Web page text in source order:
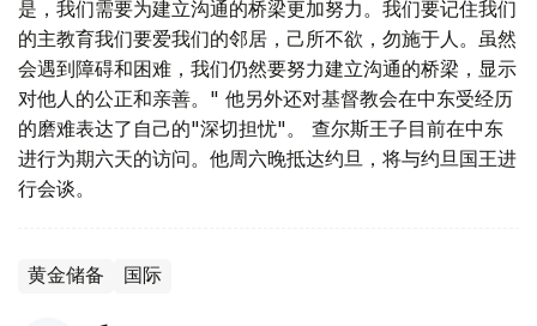
是，我们需要为建立沟通的桥梁更加努力。我们要记住我们
的主教育我们要爱我们的邻居，己所不欲，勿施于人。虽然
会遇到障碍和困难，我们仍然要努力建立沟通的桥梁，显示
对他人的公正和亲善。" 他另外还对基督教会在中东受经历
的磨难表达了自己的"深切担忧"。 查尔斯王子目前在中东
进行为期六天的访问。他周六晚抵达约旦，将与约旦国王进
行会谈。
黄金储备 国际